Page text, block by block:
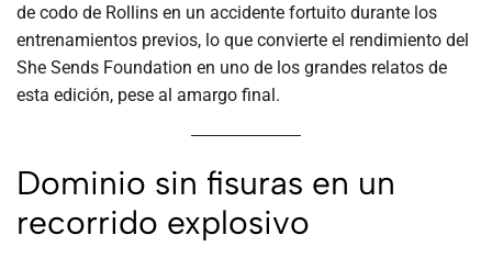
de codo de Rollins en un accidente fortuito durante los
entrenamientos previos, lo que convierte el rendimiento del
She Sends Foundation en uno de los grandes relatos de
esta edición, pese al amargo final.
Dominio sin fisuras en un
recorrido explosivo